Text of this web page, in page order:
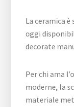
La ceramica
oggi
decorate
Per chi ama
moderne, la
materiale